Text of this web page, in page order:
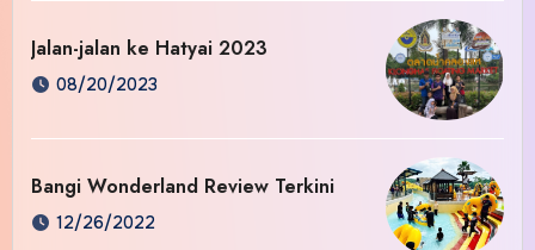
Jalan-jalan ke Hatyai 2023
08/20/2023
Bangi Wonderland Review Terkini
12/26/2022